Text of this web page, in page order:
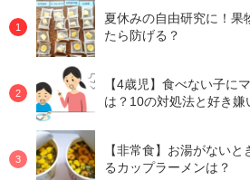
夏休みの自由研究に！果
たら防げる？
【4歳児】食べない子に
は？10の対処法と好き嫌
【非常食】お湯がない
るカップラーメンは？